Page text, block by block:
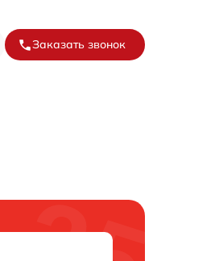
Заказать звонок